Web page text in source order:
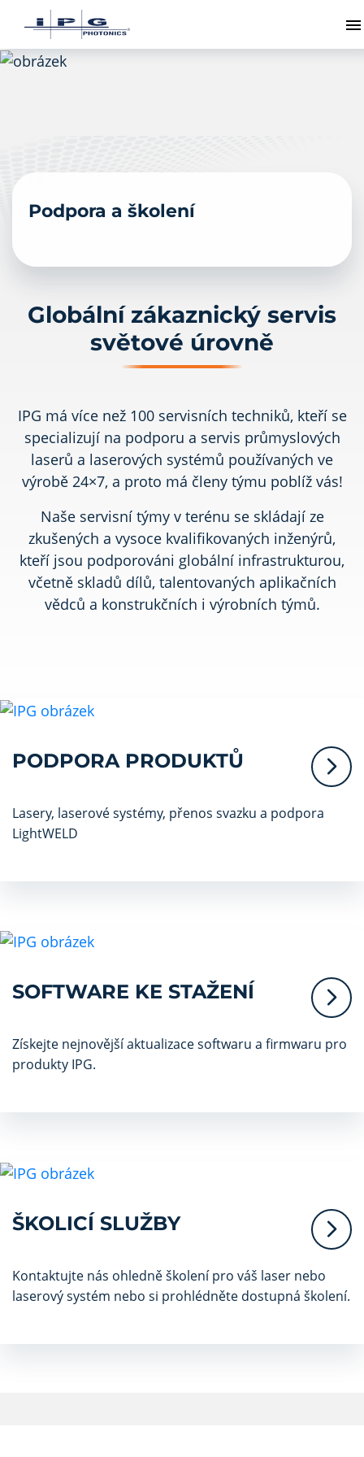
Podpora a školení
Globální zákaznický servis
světové úrovně
IPG má více než 100 servisních techniků, kteří se
specializují na podporu a servis průmyslových
laserů a laserových systémů používaných ve
výrobě 24×7, a proto má členy týmu poblíž vás!
Naše servisní týmy v terénu se skládají ze
zkušených a vysoce kvalifikovaných inženýrů,
kteří jsou podporováni globální infrastrukturou,
včetně skladů dílů, talentovaných aplikačních
vědců a konstrukčních i výrobních týmů.
PODPORA PRODUKTŮ
Lasery, laserové systémy, přenos svazku a podpora
LightWELD
SOFTWARE KE STAŽENÍ
Získejte nejnovější aktualizace softwaru a firmwaru pro
produkty IPG.
ŠKOLICÍ SLUŽBY
Kontaktujte nás ohledně školení pro váš laser nebo
laserový systém nebo si prohlédněte dostupná školení.